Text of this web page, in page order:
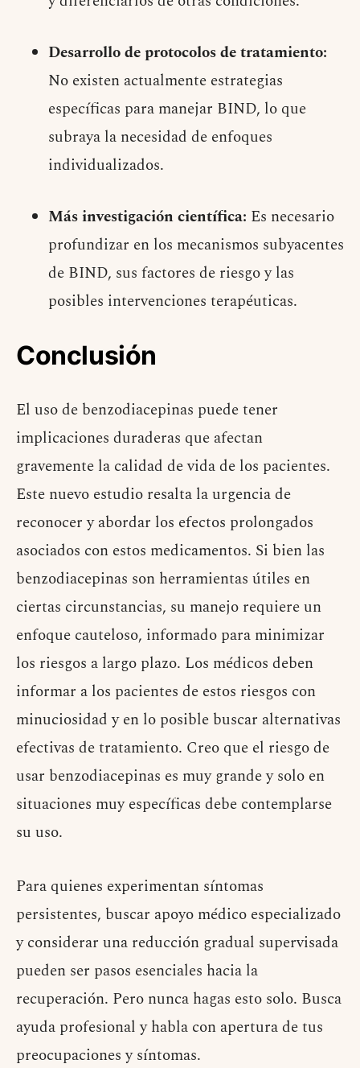
Desarrollo de protocolos de tratamiento:
No existen actualmente estrategias
específicas para manejar BIND, lo que
subraya la necesidad de enfoques
individualizados.
Más investigación científica: Es necesario
profundizar en los mecanismos subyacentes
de BIND, sus factores de riesgo y las
posibles intervenciones terapéuticas.
Conclusión
El uso de benzodiacepinas puede tener
implicaciones duraderas que afectan
gravemente la calidad de vida de los pacientes.
Este nuevo estudio resalta la urgencia de
reconocer y abordar los efectos prolongados
asociados con estos medicamentos. Si bien las
benzodiacepinas son herramientas útiles en
ciertas circunstancias, su manejo requiere un
enfoque cauteloso, informado para minimizar
los riesgos a largo plazo. Los médicos deben
informar a los pacientes de estos riesgos con
minuciosidad y en lo posible buscar alternativas
efectivas de tratamiento. Creo que el riesgo de
usar benzodiacepinas es muy grande y solo en
situaciones muy específicas debe contemplarse
su uso.
Para quienes experimentan síntomas
persistentes, buscar apoyo médico especializado
y considerar una reducción gradual supervisada
pueden ser pasos esenciales hacia la
recuperación. Pero nunca hagas esto solo. Busca
ayuda profesional y habla con apertura de tus
preocupaciones y síntomas.